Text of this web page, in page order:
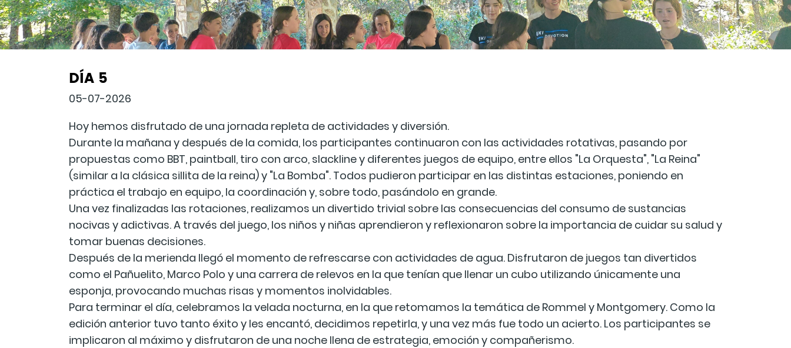
DÍA 5
05-07-2026
Hoy hemos disfrutado de una jornada repleta de actividades y diversión.
Durante la mañana y después de la comida, los participantes continuaron con las actividades rotativas, pasando por
propuestas como BBT, paintball, tiro con arco, slackline y diferentes juegos de equipo, entre ellos "La Orquesta", "La Reina"
(similar a la clásica sillita de la reina) y "La Bomba". Todos pudieron participar en las distintas estaciones, poniendo en
práctica el trabajo en equipo, la coordinación y, sobre todo, pasándolo en grande.
Una vez finalizadas las rotaciones, realizamos un divertido trivial sobre las consecuencias del consumo de sustancias
nocivas y adictivas. A través del juego, los niños y niñas aprendieron y reflexionaron sobre la importancia de cuidar su salud y
tomar buenas decisiones.
Después de la merienda llegó el momento de refrescarse con actividades de agua. Disfrutaron de juegos tan divertidos
como el Pañuelito, Marco Polo y una carrera de relevos en la que tenían que llenar un cubo utilizando únicamente una
esponja, provocando muchas risas y momentos inolvidables.
Para terminar el día, celebramos la velada nocturna, en la que retomamos la temática de Rommel y Montgomery. Como la
edición anterior tuvo tanto éxito y les encantó, decidimos repetirla, y una vez más fue todo un acierto. Los participantes se
implicaron al máximo y disfrutaron de una noche llena de estrategia, emoción y compañerismo.